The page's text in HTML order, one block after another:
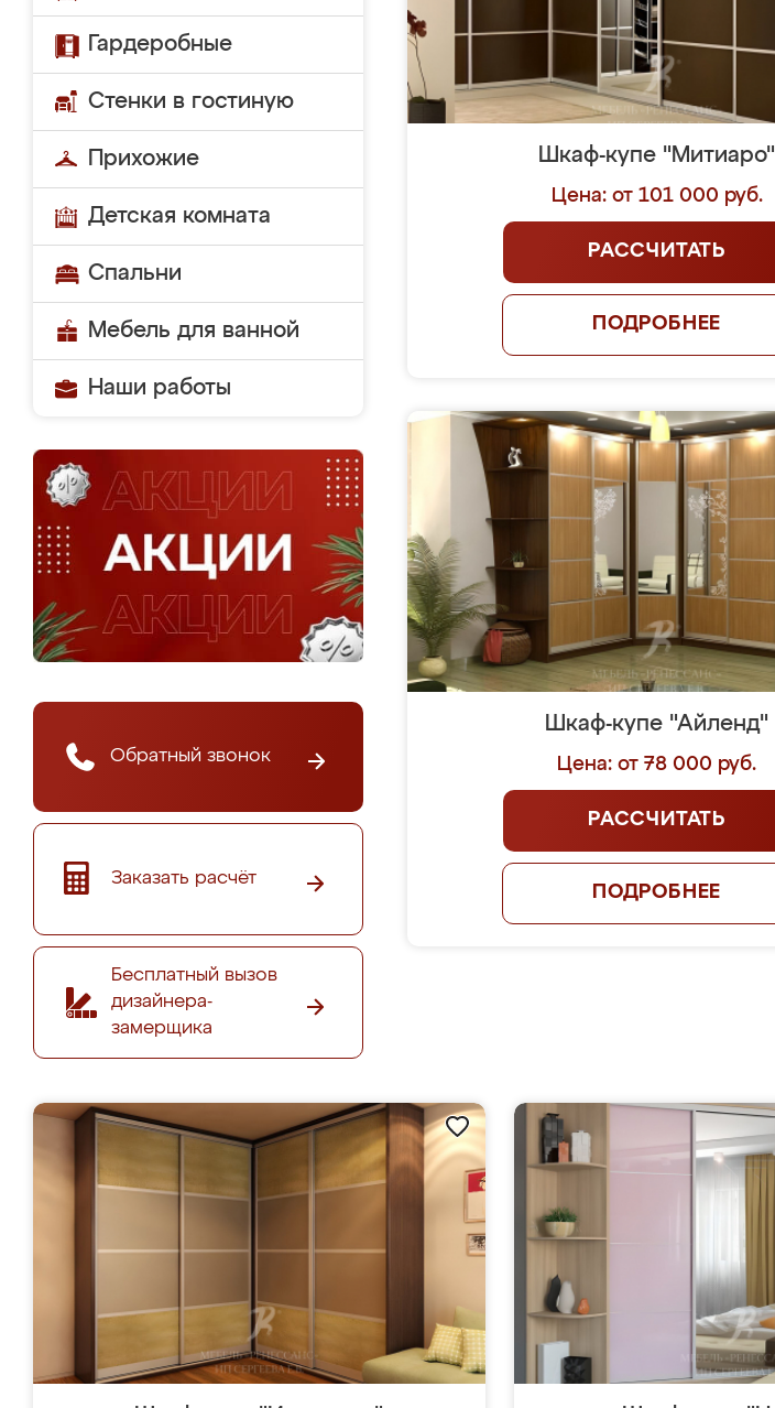
Гардеробные
Стенки в гостиную
Прихожие
Детская комната
Спальни
Мебель для ванной
Наши работы
Обратный звонок
Заказать расчёт
Бесплатный вызов
дизайнера-
замерщика
Шкаф-купе "Митиаро"
Цена: от 101 000 руб.
РАССЧИТАТЬ
ПОДРОБНЕЕ
Шкаф-купе "Айленд"
Цена: от 78 000 руб.
РАССЧИТАТЬ
ПОДРОБНЕЕ